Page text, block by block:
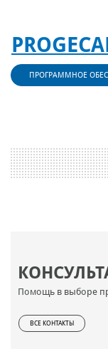
Помощь в выборе
ВСЕ КОНТАКТЫ
ПРОГРАММНОЕ